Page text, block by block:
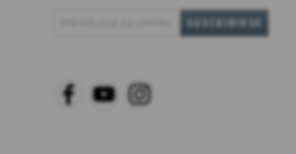
SUSCRIBIRSE